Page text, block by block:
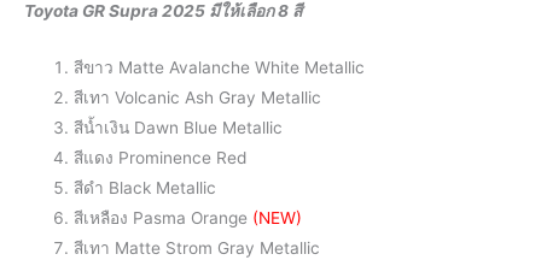
Toyota GR Supra 2025 มีให้เลือก 8 สี
สีขาว Matte Avalanche White Metallic
สีเทา Volcanic Ash Gray Metallic
สีน้ำเงิน Dawn Blue Metallic
สีแดง Prominence Red
สีดำ Black Metallic
สีเหลือง Pasma Orange (NEW)
สีเทา Matte Strom Gray Metallic